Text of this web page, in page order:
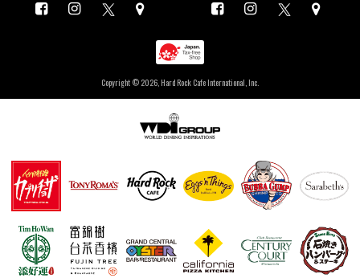
Copyright © 2026, Hard Rock Cafe International, Inc.